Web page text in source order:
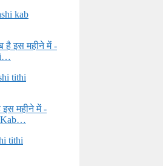
है इस महीने में -
इस महीने में -
Kab…